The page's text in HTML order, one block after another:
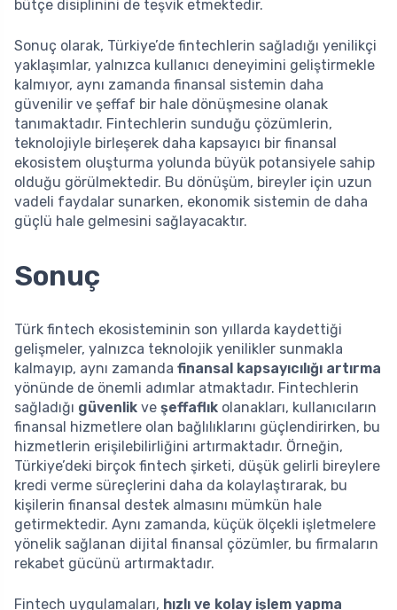
bütçe disiplinini de teşvik etmektedir.
Sonuç olarak, Türkiye’de fintechlerin sağladığı yenilikçi
yaklaşımlar, yalnızca kullanıcı deneyimini geliştirmekle
kalmıyor, aynı zamanda finansal sistemin daha
güvenilir ve şeffaf bir hale dönüşmesine olanak
tanımaktadır. Fintechlerin sunduğu çözümlerin,
teknolojiyle birleşerek daha kapsayıcı bir finansal
ekosistem oluşturma yolunda büyük potansiyele sahip
olduğu görülmektedir. Bu dönüşüm, bireyler için uzun
vadeli faydalar sunarken, ekonomik sistemin de daha
güçlü hale gelmesini sağlayacaktır.
Sonuç
Türk fintech ekosisteminin son yıllarda kaydettiği
gelişmeler, yalnızca teknolojik yenilikler sunmakla
kalmayıp, aynı zamanda finansal kapsayıcılığı artırma
yönünde de önemli adımlar atmaktadır. Fintechlerin
sağladığı güvenlik ve şeffaflık olanakları, kullanıcıların
finansal hizmetlere olan bağlılıklarını güçlendirirken, bu
hizmetlerin erişilebilirliğini artırmaktadır. Örneğin,
Türkiye’deki birçok fintech şirketi, düşük gelirli bireylere
kredi verme süreçlerini daha da kolaylaştırarak, bu
kişilerin finansal destek almasını mümkün hale
getirmektedir. Aynı zamanda, küçük ölçekli işletmelere
yönelik sağlanan dijital finansal çözümler, bu firmaların
rekabet gücünü artırmaktadır.
Fintech uygulamaları, hızlı ve kolay işlem yapma